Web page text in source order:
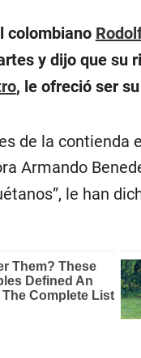
colombiano
y dijo que su
, le ofreció ser
de la contienda
Armando
le han